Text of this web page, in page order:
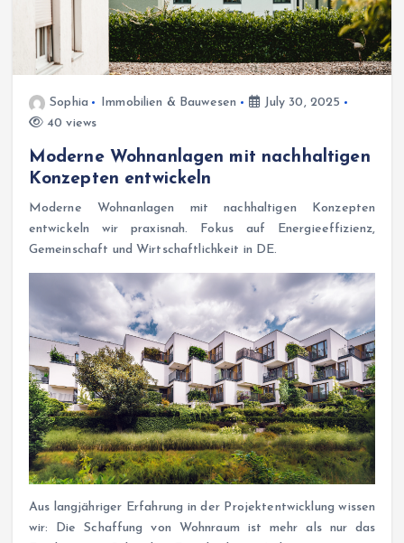
Sophia Immobilien & Bauwesen
July 30, 2025
40 views
Moderne Wohnanlagen mit nachhaltigen
Konzepten entwickeln
Moderne Wohnanlagen mit nachhaltigen Konzepten
entwickeln wir praxisnah. Fokus auf Energieeffizienz,
Gemeinschaft und Wirtschaftlichkeit in DE.
Aus langjähriger Erfahrung in der Projektentwicklung wissen
wir: Die Schaffung von Wohnraum ist mehr als nur das